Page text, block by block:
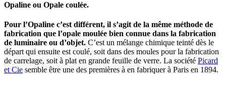
Opaline ou Opale coulée.
Pour l’Opaline c’est différent, il s’agit de la même méthode de
fabrication que l’opale moulée bien connue dans la fabrication
de luminaire ou d’objet. C’est un mélange chimique teinté dès le
départ qui ensuite est coulé, soit dans des moules pour la fabrication
de carrelage, soit à plat en grande feuille de verre. La société Picard
et Cie semble être une des premières à en fabriquer à Paris en 1894.